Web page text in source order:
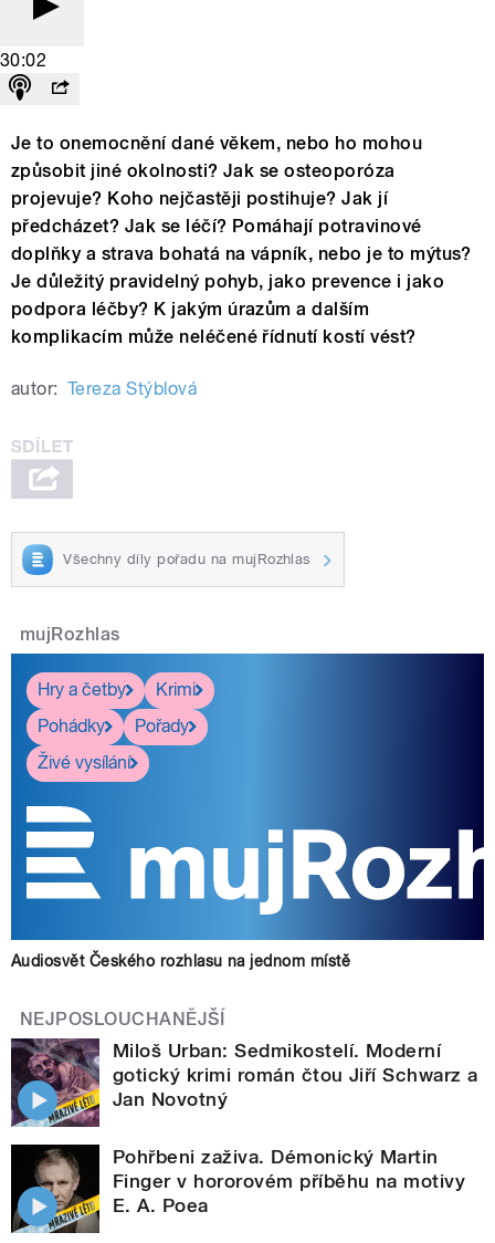
30:02
Je to onemocnění dané věkem, nebo ho mohou
způsobit jiné okolnosti? Jak se osteoporóza
projevuje? Koho nejčastěji postihuje? Jak jí
předcházet? Jak se léčí? Pomáhají potravinové
doplňky a strava bohatá na vápník, nebo je to mýtus?
Je důležitý pravidelný pohyb, jako prevence i jako
podpora léčby? K jakým úrazům a dalším
komplikacím může neléčené řídnutí kostí vést?
autor: Tereza Stýblová
Všechny díly pořadu na mujRozhlas
mujRozhlas
Hry a četby
Krimi
Pohádky
Pořady
Živé vysílání
Audiosvět Českého rozhlasu na jednom místě
NEJPOSLOUCHANĚJŠÍ
Miloš Urban: Sedmikostelí. Moderní
gotický krimi román čtou Jiří Schwarz a
Jan Novotný
Pohřbeni zaživa. Démonický Martin
Finger v hororovém příběhu na motivy
E. A. Poea